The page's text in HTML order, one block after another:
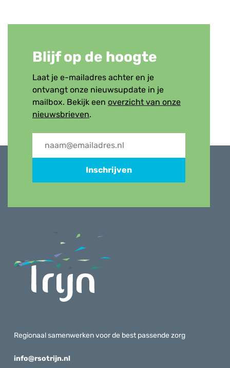
Blijf op de hoogte
Laat je e-mailadres achter en je
ontvangt onze nieuwsupdate in je
mailbox. Bekijk een overzicht van onze
nieuwsbrieven.
Inschrijven
Regionaal samenwerken voor de best passende zorg
info@rsotrijn.nl